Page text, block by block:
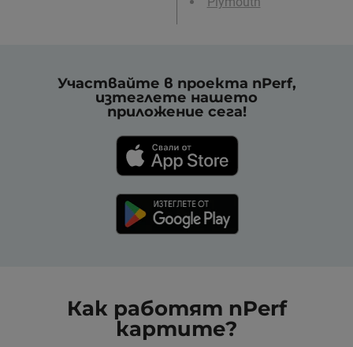
Участвайте в проекта nPerf,
изтеглете нашето
приложение сега!
Как работят nPerf
картите?